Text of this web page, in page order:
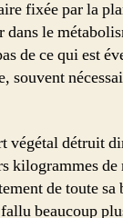
fixée par la
dans le
de ce qui est
souvent
végétal détruit
kilogrammes de
de toute sa
beaucoup